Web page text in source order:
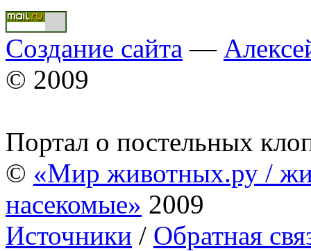
Создание сайта —
© 2009
Портал о постельных
© «Мир животных.ру /
насекомые» 2009
Источники / Обратная